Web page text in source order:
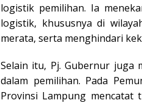
logistik pemilihan. Ia
logistik, khususnya di
merata, serta menghindari
Selain itu, Pj. Gubernur juga
dalam pemilihan. Pada
Provinsi Lampung mencatat